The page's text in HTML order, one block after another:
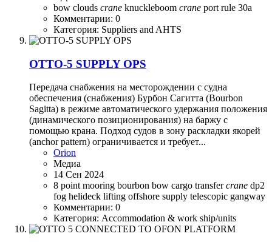
bow clouds crane knuckleboom crane port rule 30a
Комментарии: 0
Категория: Suppliers and AHTS
OTTO-5 SUPPLY OPS
Передача снабжения на месторождении с судна
обеспечения (снабжения) Бурбон Сагитта (Bourbon
Sagitta) в режиме автоматического удержания положения
(динамического позиционирования) на баржу с
помощью крана. Подход судов в зону раскладки якорей
(anchor pattern) ограничивается и требует...
Orion
Медиа
14 Сен 2024
8 point mooring bourbon bow cargo transfercrane dp2
fog helideck lifting offshore supply telescopic gangway
Комментарии: 0
Категория: Accommodation & work ship/units